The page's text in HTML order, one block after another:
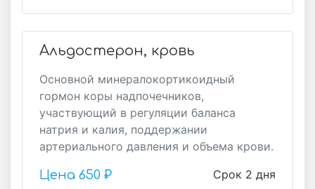
Альдостерон, кровь
Основной минералокортикоидный
гормон коры надпочечников,
участвующий в регуляции баланса
натрия и калия, поддержании
артериального давления и объема крови.
Срок 2 дня
Цена 650 ₽